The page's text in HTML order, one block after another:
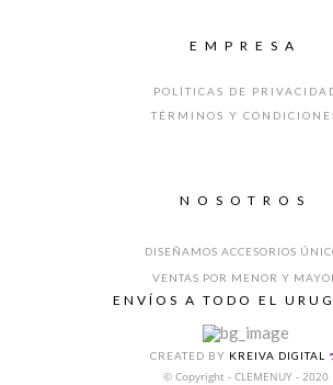
EMPRESA
POLÍTICAS DE
TÉRMINOS Y
NOSOTROS
DISEÑAMOS ACCESORIOS
VENTAS POR MENOR Y
ENVÍOS A TODO EL
CREATED BY KREIVA DIGITAL
© Copyright - CLEMENUY - 2020